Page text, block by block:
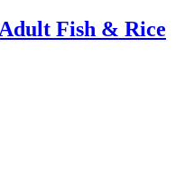
Fish & Rice